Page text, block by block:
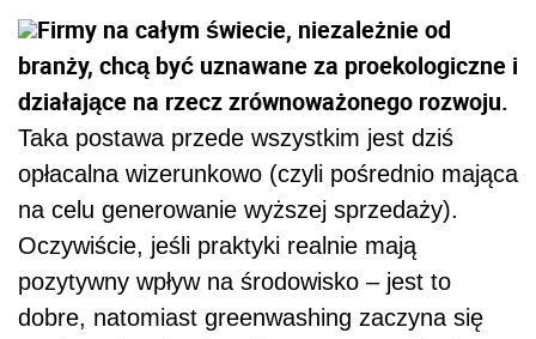
Firmy na całym świecie, niezależnie od
branży, chcą być uznawane za proekologiczne i
działające na rzecz zrównoważonego rozwoju.
Taka postawa przede wszystkim jest dziś
opłacalna wizerunkowo (czyli pośrednio mająca
na celu generowanie wyższej sprzedaży).
Oczywiście, jeśli praktyki realnie mają
pozytywny wpływ na środowisko – jest to
dobre, natomiast greenwashing zaczyna się